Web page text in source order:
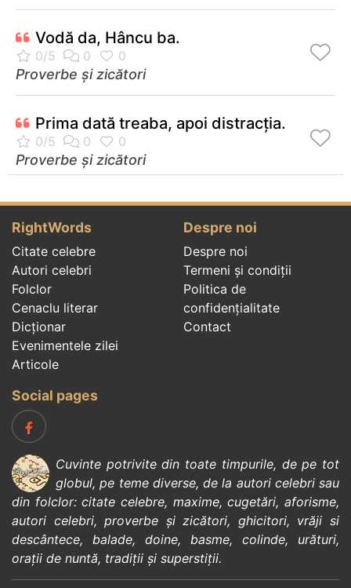
Vodă da, Hâncu ba.
Proverbe și zicători
Prima dată treaba, apoi distracţia.
Proverbe și zicători
RightWords
Citate celebre
Autori celebri
Folclor
Cenaclu literar
Dicționar
Evenimentele zilei
Articole
Despre noi
Despre noi
Termeni și condiții
Politica de
confidenţialitate
Contact
Social pages
Cuvinte potrivite din toate timpurile, de pe tot
globul, pe teme diverse, de la autori celebrisau
din folclor:citate celebre, maxime,cugetări,aforisme,
autori celebri,proverbe și zicători, ghicitori, vrăji si
descântece, balade, doine, basme, colinde, urături,
orații de nuntă, tradiții și superstiții.